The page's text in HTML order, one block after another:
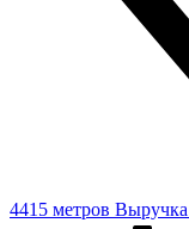
4415 метров Выручка